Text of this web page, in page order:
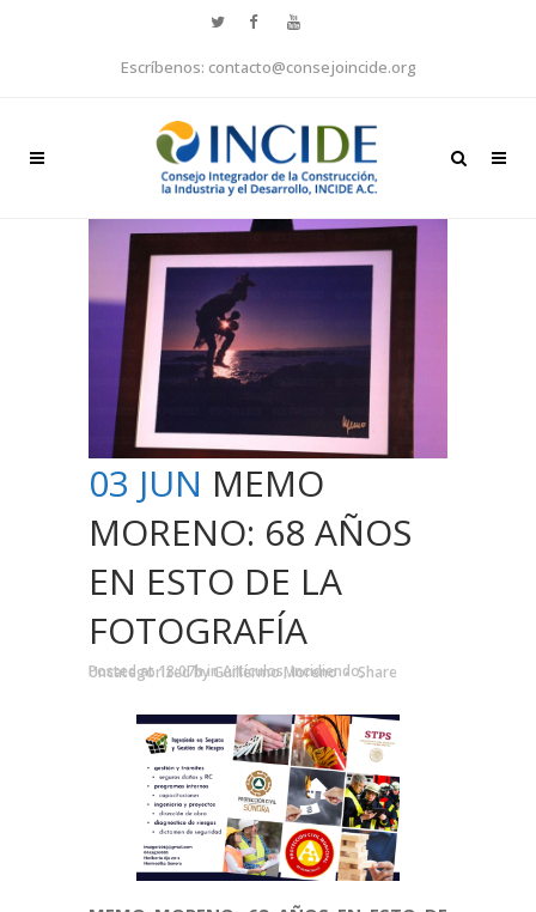
Escríbenos: contacto@consejoincide.org
03 JUN MEMO
MORENO: 68 AÑOS
EN ESTO DE LA
FOTOGRAFÍA
Posted at 18:07hinArtículos,Incidiendo,
UncategorizedbyGuillermo Moreno Share